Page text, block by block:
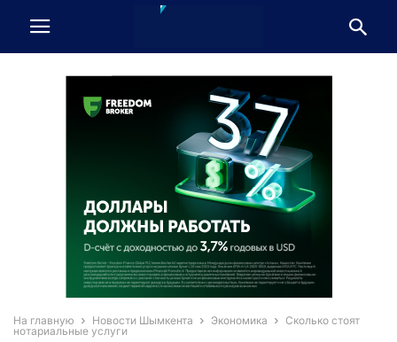
На главную Новости Шымкента Экономика
Сколько стоят
нотариальные услуги